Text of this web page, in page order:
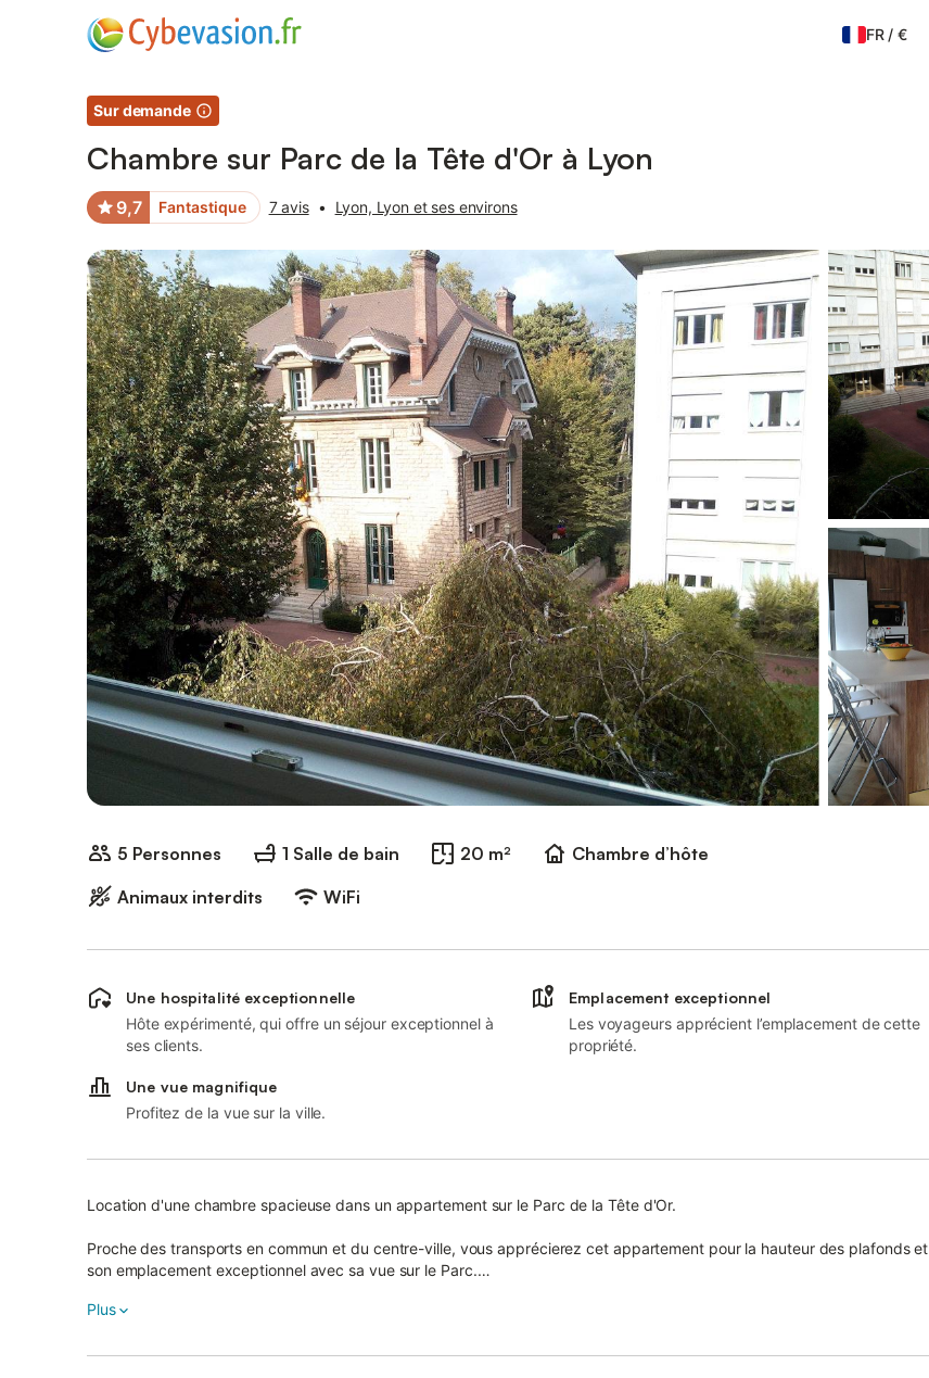
FR/€
Sur demande
Chambre sur Parc de la Tête d'Or à Lyon
9,7 Fantastique 7 avis • Lyon, Lyon et ses environs
Photos Équipements Avis des voyageurs
5 Personnes 1 Salle de bain 20 m²
Chambre d’hôte
Animaux interdits
WiFi
Une hospitalité exceptionnelle
Hôte expérimenté, qui offre un séjour exceptionnel à
ses clients.
Emplacement exceptionnel
Les voyageurs apprécient l’emplacement de cette
propriété.
Une vue magnifique
Profitez de la vue sur la ville.
Location d'une chambre spacieuse dans un appartement sur le Parc de la Tête d'Or.
Proche des transports en commun et du centre-ville, vous apprécierez cet appartement pour la hauteur des plafonds et
son emplacement exceptionnel avec sa vue sur le Parc.
Le lieu convient parfaitement aux couples, aux voyageurs d'affaires et aux familles (avec ou sans enfants).
Plus